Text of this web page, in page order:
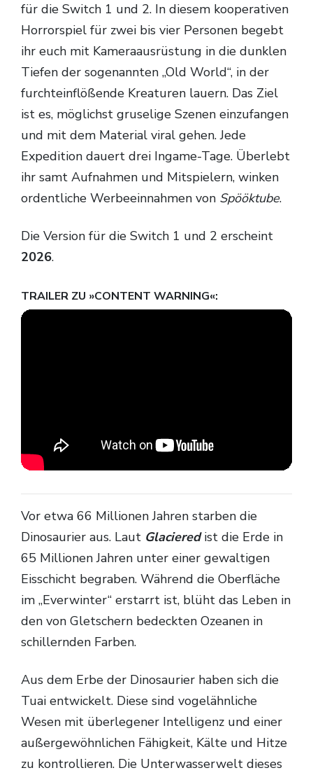
für die Switch 1 und 2. In diesem kooperativen
Horrorspiel für zwei bis vier Personen begebt
ihr euch mit Kameraausrüstung in die dunklen
Tiefen der sogenannten „Old World“, in der
furchteinflößende Kreaturen lauern. Das Ziel
ist es, möglichst gruselige Szenen einzufangen
und mit dem Material viral gehen. Jede
Expedition dauert drei Ingame-Tage. Überlebt
ihr samt Aufnahmen und Mitspielern, winken
ordentliche Werbeeinnahmen von Spööktube.
Die Version für die Switch 1 und 2 erscheint
2026.
TRAILER ZU »CONTENT WARNING«:
Vor etwa 66 Millionen Jahren starben die
Dinosaurier aus. Laut Glacieredist die Erde in
65 Millionen Jahren unter einer gewaltigen
Eisschicht begraben. Während die Oberfläche
im „Everwinter“ erstarrt ist, blüht das Leben in
den von Gletschern bedeckten Ozeanen in
schillernden Farben.
Aus dem Erbe der Dinosaurier haben sich die
Tuai entwickelt. Diese sind vogelähnliche
Wesen mit überlegener Intelligenz und einer
außergewöhnlichen Fähigkeit, Kälte und Hitze
zu kontrollieren. Die Unterwasserwelt dieses